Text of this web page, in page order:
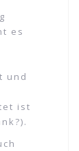
es
und
ist